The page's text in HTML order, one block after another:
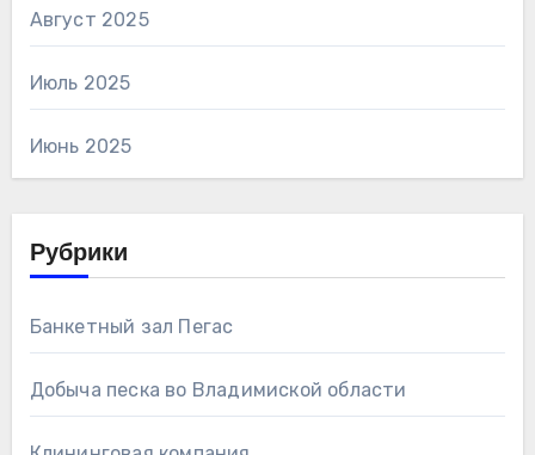
Август 2025
Июль 2025
Июнь 2025
Рубрики
Банкетный зал Пегас
Добыча песка во Владимиской области